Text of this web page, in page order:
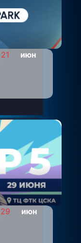
21 июн
29 июн